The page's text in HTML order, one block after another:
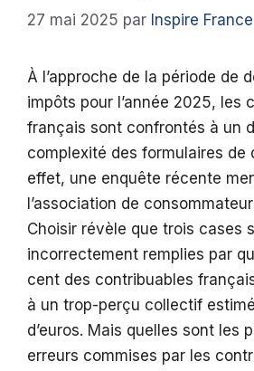
27 mai 2025 par Inspire France
À l’approche de la période de
impôts pour l’année 2025, les
français sont confrontés à un
complexité des formulaires de
effet, une enquête récente
l’association de
Choisir révèle que trois cases
incorrectement remplies par
cent des contribuables
à un trop-perçu collectif
d’euros. Mais quelles sont les
erreurs commises par les